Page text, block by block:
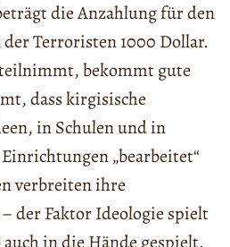
die Anzahlung für den
Terroristen 1000 Dollar.
bekommt gute
dass kirgisische
in Schulen und in
„bearbeitet“
verbreiten ihre
– der Faktor Ideologie spielt